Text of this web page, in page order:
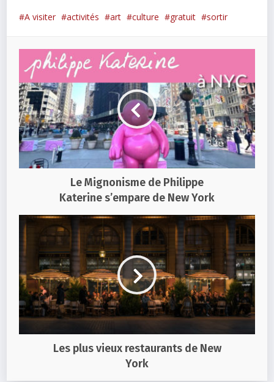
A visiter activités art culture gratuit sortir
Le Mignonisme de Philippe
Katerine s’empare de New York
Les plus vieux restaurants de New
York